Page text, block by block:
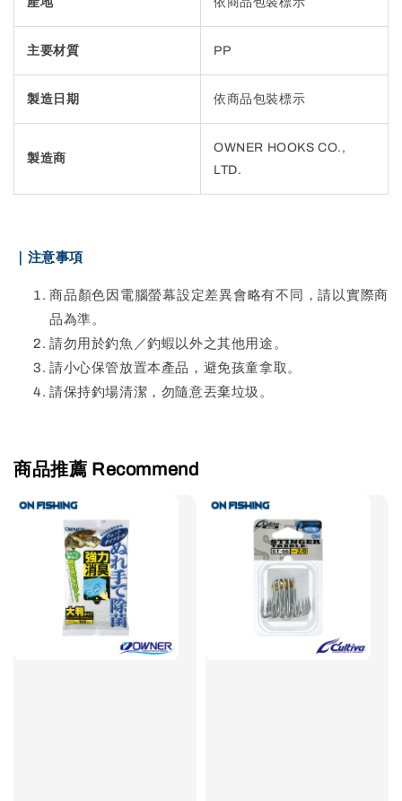
主要材質 PP
製造日期 依商品包裝標示
製造商
OWNER HOOKS CO.,
LTD.
｜注意事項
商品顏色因電腦螢幕設定差異會略有不同，請以實際商
品為準。
請勿用於釣魚／釣蝦以外之其他用途。
請小心保管放置本產品，避免孩童拿取。
請保持釣場清潔，勿隨意丟棄垃圾。
商品推薦 Recommend